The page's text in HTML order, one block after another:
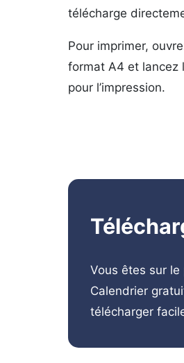
télécharge
Pour imprimer,
format A4 et lancez
pour l’impression.
Vous êtes sur
Calendrier
télécharger